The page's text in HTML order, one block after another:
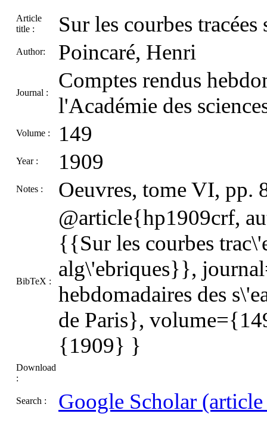
Article
title :
Sur les courbes
Author: Poincaré, Henri
Journal :
Comptes rendus
l'Académie des
Volume : 149
Year : 1909
Notes : Oeuvres, tome VI, pp.
BibTeX :
@article{hp1909crf,
{{Sur les courbes
alg\'ebriques}},
hebdomadaires des
de Paris},
{1909} }
Download
:
Search : Google Scholar